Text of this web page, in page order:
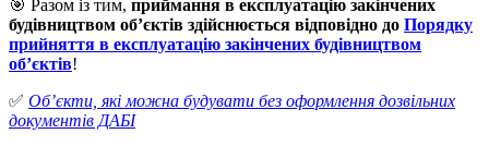
🎯 Разом із тим, приймання в експлуатацію закінчених
будівництвом об’єктів здійснюється відповідно до Порядку
прийняття в експлуатацію закінчених будівництвом
об’єктів!
✅ Об’єкти, які можна будувати без оформлення дозвільних
документів ДАБІ